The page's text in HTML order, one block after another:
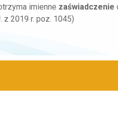
imienne zaświadczenie
z 2019 r. poz. 1045)